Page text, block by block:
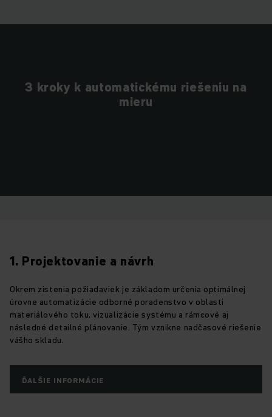
3 kroky k automatickému riešeniu na
mieru
1. Projektovanie a návrh
Okrem zistenia požiadaviek je základom určenia optimálnej
úrovne automatizácie odborné poradenstvo v oblasti
materiálového toku, vizualizácie systému a rámcové aj
následné detailné plánovanie. Tým vznikne nadčasové riešenie
vášho skladu.
ĎALŠIE INFORMÁCIE